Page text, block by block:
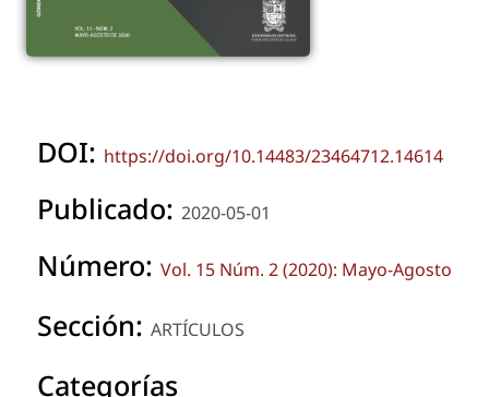
DOI: https://doi.org/10.14483/23464712.14614
Publicado: 2020-05-01
Número: Vol. 15 Núm. 2 (2020): Mayo-Agosto
Sección: ARTÍCULOS
Categorías